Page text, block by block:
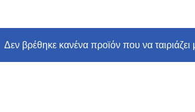
Δεν βρέθηκε κανένα προϊόν που να ταιριάζει